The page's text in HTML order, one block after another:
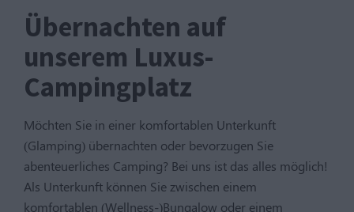
Übernachten auf
unserem Luxus-
Campingplatz
Möchten Sie in einer komfortablen Unterkunft
(Glamping) übernachten oder bevorzugen Sie
abenteuerliches Camping? Bei uns ist das alles möglich!
Als Unterkunft können Sie zwischen einem
komfortablen (Wellness-)Bungalow oder einem